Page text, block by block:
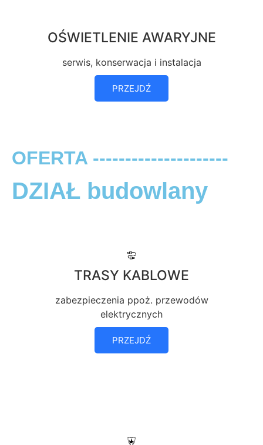
OŚWIETLENIE AWARYJNE
serwis, konserwacja i instalacja
PRZEJDŹ
OFERTA ---------------------
DZIAŁ budowlany
TRASY KABLOWE
zabezpieczenia ppoż. przewodów
elektrycznych
PRZEJDŹ